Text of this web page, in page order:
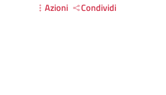
Azioni Condividi